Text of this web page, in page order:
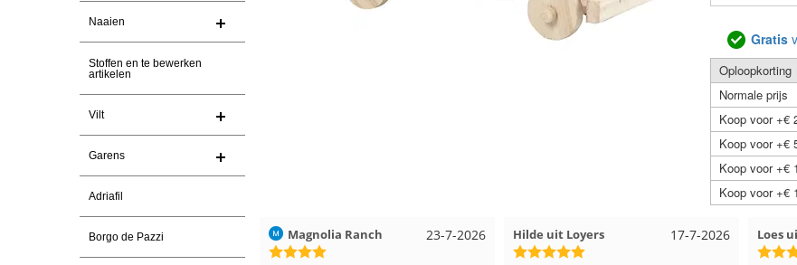
Naaien
Stoffen en te bewerken
artikelen
Vilt
Garens
Adriafil
Borgo de Pazzi
Gratis
Oploopkorting
Normale prijs
Koop voor +€
Koop voor +€
Koop voor +€
Koop voor +€
Christel Vanderlinden 23-7-2026
Magnolia Ranch 17-7-2026
Hilde uit Loyers Loes